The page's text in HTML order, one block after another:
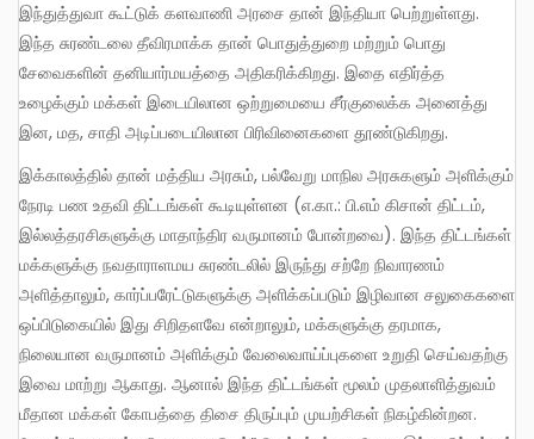
இந்துத்துவா கூட்டுக் களவாணி அரசை தான் இந்தியா பெற்றுள்ளது.
இந்த சுரண்டலை தீவிரமாக்க தான் பொதுத்துறை மற்றும் பொது
சேவைகளின் தனியார்மயத்தை அதிகரிக்கிறது. இதை எதிர்த்த
உழைக்கும் மக்கள் இடையிலான ஒற்றுமையை சீர்குலைக்க அனைத்து
இன, மத, சாதி அடிப்படையிலான பிரிவினைகளை தூண்டுகிறது.
இக்காலத்தில் தான் மத்திய அரசும், பல்வேறு மாநில அரசுகளும் அளிக்கும்
நேரடி பண உதவி திட்டங்கள் கூடியுள்ளன (எ.கா.: பி.எம் கிசான் திட்டம்,
இல்லத்தரசிகளுக்கு மாதாந்திர வருமானம் போன்றவை). இந்த திட்டங்கள்
மக்களுக்கு நவதாராளமய சுரண்டலில் இருந்து சற்றே நிவாரணம்
அளித்தாலும், கார்ப்பரேட்டுகளுக்கு அளிக்கப்படும் இழிவான சலுகைகளை
ஒப்பிடுகையில் இது சிறிதளவே என்றாலும், மக்களுக்கு தரமாக,
நிலையான வருமானம் அளிக்கும் வேலைவாய்ப்புகளை உறுதி செய்வதற்கு
இவை மாற்று ஆகாது. ஆனால் இந்த திட்டங்கள் மூலம் முதலாளித்துவம்
மீதான மக்கள் கோபத்தை திசை திருப்பும் முயற்சிகள் நிகழ்கின்றன.